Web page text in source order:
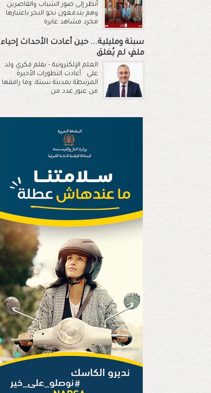
أنظر إلى صور الشباب والقاصرين
وهم يندفعون نحو البحر باعتبارها
مجرد مشاهد عابرة
سبتة ومليلية... حين أعادت الأحداث إحياء
ملفٍ لم يُغلق
العلم الإلكترونية - بقلم فكري ولد
علي أعادت التطورات الأخيرة
المرتبطة بمدينة سبتة، وما رافقها
من عبور عدد من